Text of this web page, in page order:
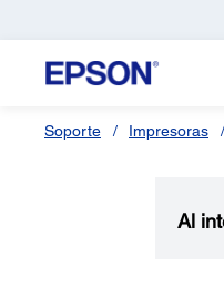
Soporte Impresoras
Al